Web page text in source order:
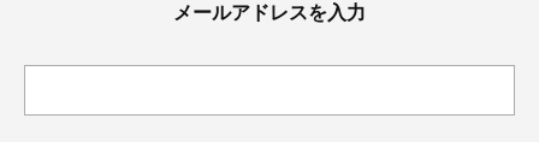
メールアドレスを入力